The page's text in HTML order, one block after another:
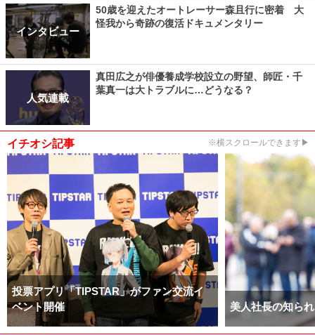
インタビュー
50歳を迎えたオートレーサー森且行に密着 大
怪我から奇跡の復活ドキュメンタリー
人気連載
真田広之が俳優養成学校設立の野望、師匠・千
葉真一は大トラブルに…どうなる？
イチオシ記事 ※横スクロールできます▶
投票アプリ「TIPSTAR」がファン交流イ
ベント開催
美人社長の知ら